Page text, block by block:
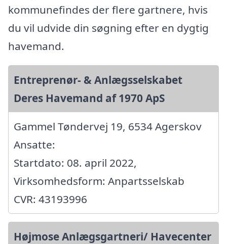
kommunefindes der flere gartnere, hvis
du vil udvide din søgning efter en dygtig
havemand.
Entreprenør- & Anlægsselskabet
Deres Havemand af 1970 ApS
Gammel Tøndervej 19, 6534 Agerskov
Ansatte:
Startdato: 08. april 2022,
Virksomhedsform: Anpartsselskab
CVR: 43193996
Højmose Anlægsgartneri/ Havecenter